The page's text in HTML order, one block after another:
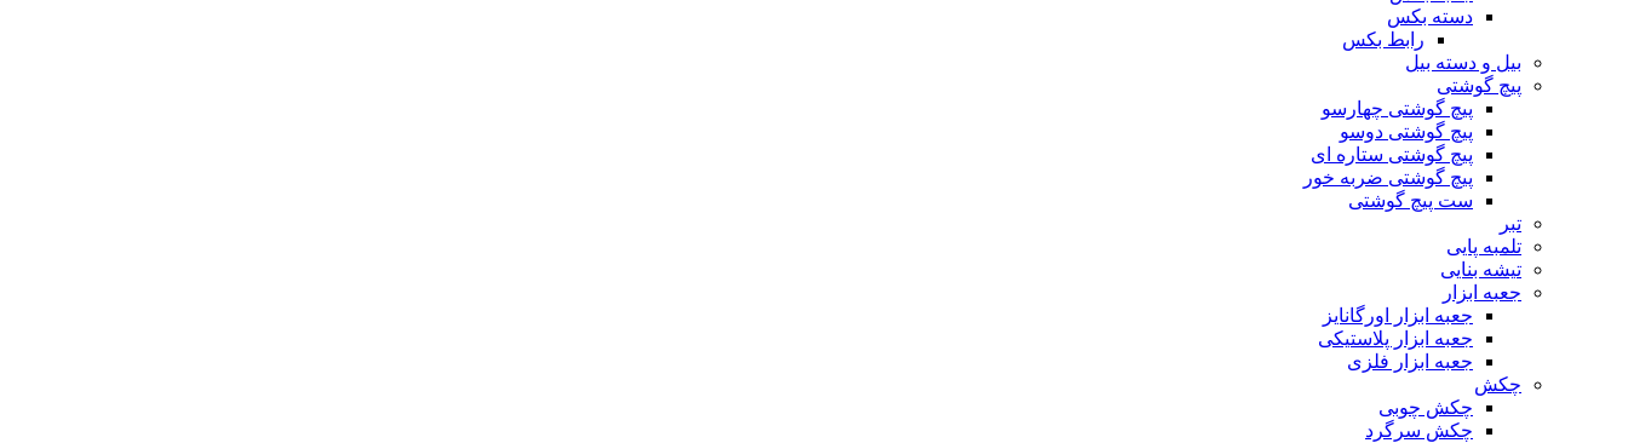
دسته بکس
رابط بکس
بیل و دسته بیل
پیچ گوشتی
پیچ گوشتی چهارسو
پیچ گوشتی دوسو
پیچ گوشتی ستاره‌ ای
پیچ گوشتی ضربه خور
ست پیچ گوشتی
تبر
تلمبه پایی
تیشه بنایی
جعبه ابزار
جعبه ابزار اورگانایز
جعبه ابزار پلاستیکی
جعبه ابزار فلزی
چکش
چکش چوبی
چکش سرگرد